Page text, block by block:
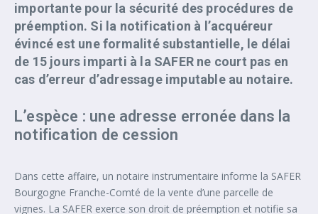
importante pour la sécurité des procédures de
préemption. Si la notification à l’acquéreur
évincé est une formalité substantielle, le délai
de 15 jours imparti à la SAFER ne court pas en
cas d’erreur d’adressage imputable au notaire.
L’espèce : une adresse erronée dans la
notification de cession
Dans cette affaire, un notaire instrumentaire informe la SAFER
Bourgogne Franche-Comté de la vente d’une parcelle de
vignes. La SAFER exerce son droit de préemption et notifie sa